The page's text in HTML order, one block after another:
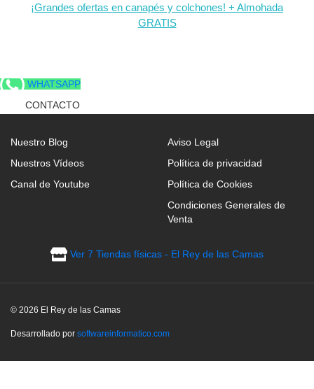
¡Grandes ofertas en canapés y colchones! + Almohada
GRATIS
WHATSAPP
CONTACTO
Nuestro Blog
Nuestros Vídeos
Canal de Youtube
Aviso Legal
Política de privacidad
Política de Cookies
Condiciones Generales de
Venta
Ver 7 Tiendas físicas - El Rey de las Camas
© 2026 El Rey de las Camas
Desarrollado por softwareinformatico.com